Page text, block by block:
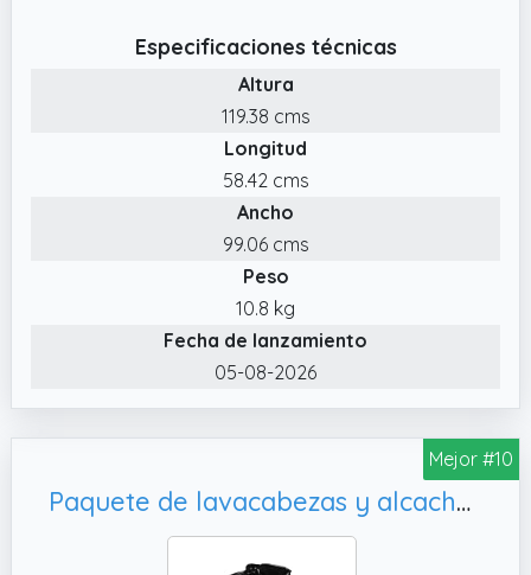
✔️ Estructura: Su estructura de polipropileno
inyectado es fuerte e impermeable, lo que le
da al producto una mayor durabilidad.
Destaca su portaobjetos inferior, práctico
para colocar accesorios, botellas de
champú, cremas, acondicionadores y toallas.
✔️ Ducha y Grifo: Cuenta con un grifo
metalizado de dos entradas, mangueras
especiales y ducha.
Especificaciones técnicas
Altura
119.38 cms
Longitud
58.42 cms
Ancho
99.06 cms
Peso
10.8 kg
Fecha de lanzamiento
05-08-2026
Mejor #10
Paquete de lavacabezas y alcachofa, negro